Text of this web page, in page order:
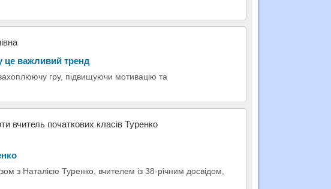
це важливий тренд
гру, підвищуючи мотивацію та
вчитель початкових класів Туренко
з Наталією Туренко, вчителем із 38-річним досвідом,